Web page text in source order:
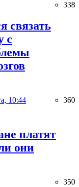
338
связать
с
10:44 360
платят
они
350